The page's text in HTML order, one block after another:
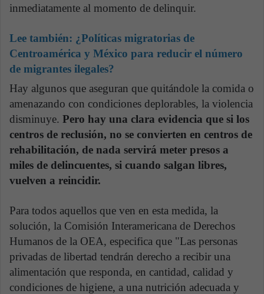
inmediatamente al momento de delinquir.
Lee también: ¿Políticas migratorias de
Centroamérica y México para reducir el número
de migrantes ilegales?
Hay algunos que aseguran que quitándole la comida o
amenazando con condiciones deplorables, la violencia
disminuye. Pero hay una clara evidencia que si los
centros de reclusión, no se convierten en centros de
rehabilitación, de nada servirá meter presos a
miles de delincuentes, si cuando salgan libres,
vuelven a reincidir.
Para todos aquellos que ven en esta medida, la
solución, la Comisión Interamericana de Derechos
Humanos de la OEA, especifica que "Las personas
privadas de libertad tendrán derecho a recibir una
alimentación que responda, en cantidad, calidad y
condiciones de higiene, a una nutrición adecuada y